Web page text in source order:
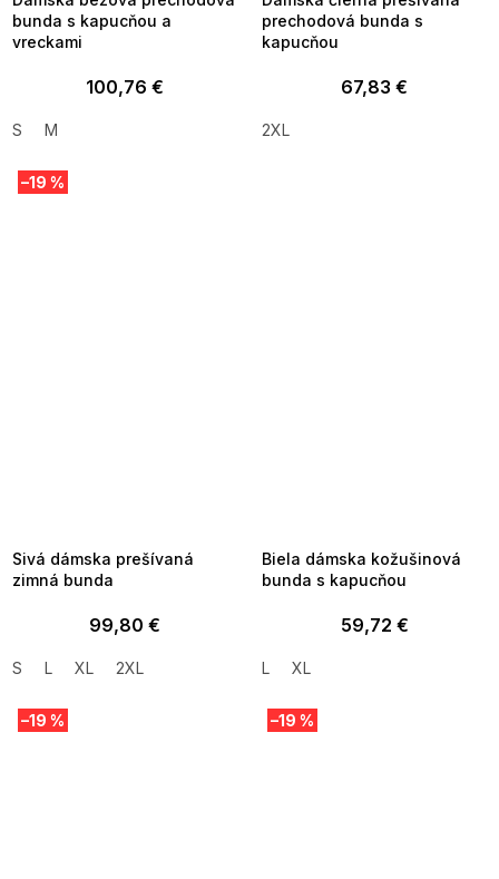
bunda s kapucňou a
vreckami
100,76 €
S M
prechodová bunda s
kapucňou
67,83 €
2XL
–19 %
Sivá dámska prešívaná
zimná bunda
99,80 €
S L XL 2XL
Biela dámska kožušinová
bunda s kapucňou
59,72 €
L XL
–19 % –19 %